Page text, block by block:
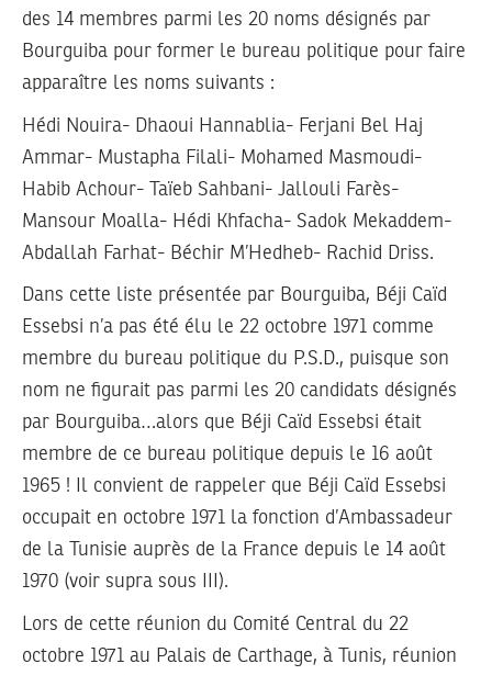
des 14 membres parmi les 20 noms désignés par
Bourguiba pour former le bureau politique pour faire
apparaître les noms suivants :
Hédi Nouira- Dhaoui Hannablia- Ferjani Bel Haj
Ammar- Mustapha Filali- Mohamed Masmoudi-
Habib Achour- Taïeb Sahbani- Jallouli Farès-
Mansour Moalla- Hédi Khfacha- Sadok Mekaddem-
Abdallah Farhat- Béchir M’Hedheb- Rachid Driss.
Dans cette liste présentée par Bourguiba, Béji Caïd
Essebsi n’a pas été élu le 22 octobre 1971 comme
membre du bureau politique du P.S.D., puisque son
nom ne figurait pas parmi les 20 candidats désignés
par Bourguiba…alors que Béji Caïd Essebsi était
membre de ce bureau politique depuis le 16 août
1965 ! Il convient de rappeler que Béji Caïd Essebsi
occupait en octobre 1971 la fonction d’Ambassadeur
de la Tunisie auprès de la France depuis le 14 août
1970 (voir supra sous III).
Lors de cette réunion du Comité Central du 22
octobre 1971 au Palais de Carthage, à Tunis, réunion